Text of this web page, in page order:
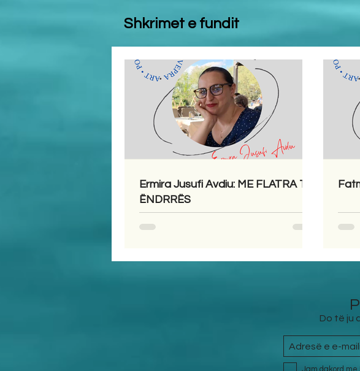
Shkrimet e fundit
Ermira Jusufi Avdiu: ME FLATRA TË
ËNDRRËS
Do të ju
Jam dakord me